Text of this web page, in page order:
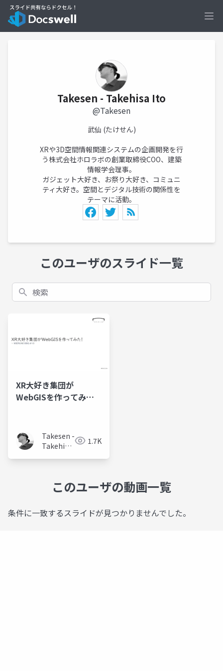
Takesen - Takehisa Ito
@Takesen
武仙 (たけせん)
XRや3D空間情報関連システムの企画開発を行
う株式会社ホロラボの創業取締役COO、建築
情報学会理事。
ガジェット大好き、お祭り大好き、コミュニ
ティ大好き。空間とデジタル技術の関係性を
テーマに活動。
このユーザのスライド一覧
検索
XR大好き集団が
WebGISを作ってみ
Takesen -
Takehisa
1.7K
このユーザの動画一覧
条件に一致するスライドが見つかりませんでした。